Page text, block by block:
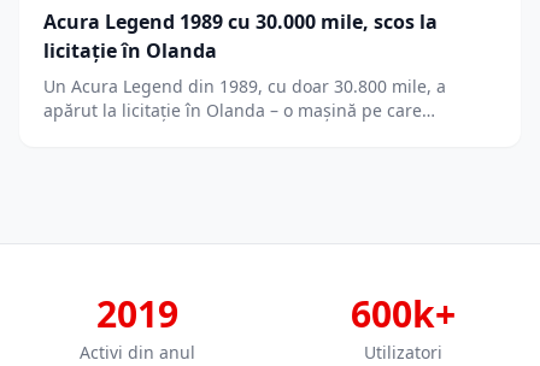
Acura Legend 1989 cu 30.000 mile, scos la
licitație în Olanda
Un Acura Legend din 1989, cu doar 30.800 mile, a
apărut la licitație în Olanda – o mașină pe care…
2019
Activi din anul
600k+
Utilizatori